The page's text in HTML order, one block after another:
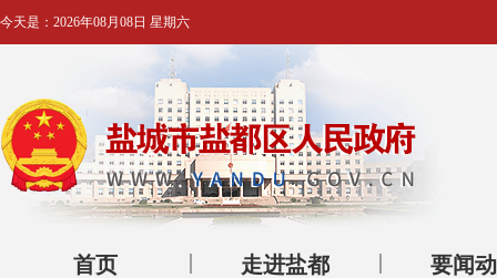
今天是： 2026年08月08日 星期六
首页 走进盐都 要闻